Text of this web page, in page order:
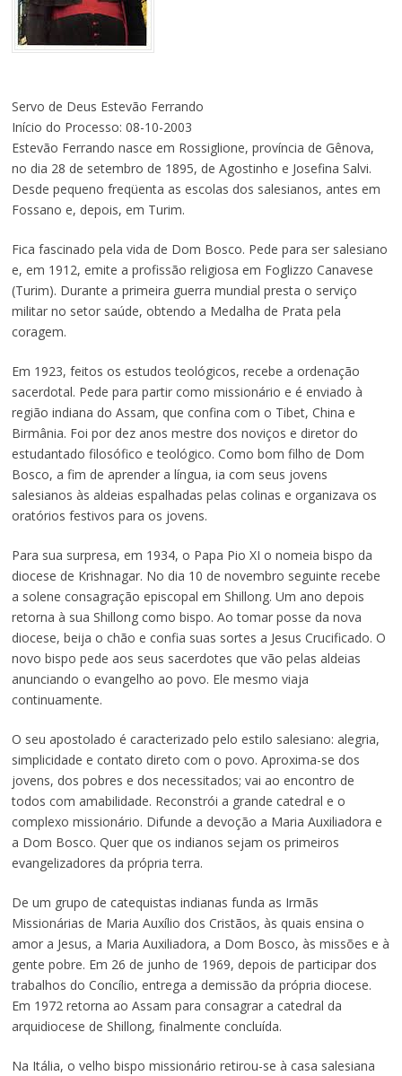
Servo de Deus Estevão Ferrando
Início do Processo: 08-10-2003
Estevão Ferrando nasce em Rossiglione, província de Gênova,
no dia 28 de setembro de 1895, de Agostinho e Josefina Salvi.
Desde pequeno freqüenta as escolas dos salesianos, antes em
Fossano e, depois, em Turim.
Fica fascinado pela vida de Dom Bosco. Pede para ser salesiano
e, em 1912, emite a profissão religiosa em Foglizzo Canavese
(Turim). Durante a primeira guerra mundial presta o serviço
militar no setor saúde, obtendo a Medalha de Prata pela
coragem.
Em 1923, feitos os estudos teológicos, recebe a ordenação
sacerdotal. Pede para partir como missionário e é enviado à
região indiana do Assam, que confina com o Tibet, China e
Birmânia. Foi por dez anos mestre dos noviços e diretor do
estudantado filosófico e teológico. Como bom filho de Dom
Bosco, a fim de aprender a língua, ia com seus jovens
salesianos às aldeias espalhadas pelas colinas e organizava os
oratórios festivos para os jovens.
Para sua surpresa, em 1934, o Papa Pio XI o nomeia bispo da
diocese de Krishnagar. No dia 10 de novembro seguinte recebe
a solene consagração episcopal em Shillong. Um ano depois
retorna à sua Shillong como bispo. Ao tomar posse da nova
diocese, beija o chão e confia suas sortes a Jesus Crucificado. O
novo bispo pede aos seus sacerdotes que vão pelas aldeias
anunciando o evangelho ao povo. Ele mesmo viaja
continuamente.
O seu apostolado é caracterizado pelo estilo salesiano: alegria,
simplicidade e contato direto com o povo. Aproxima-se dos
jovens, dos pobres e dos necessitados; vai ao encontro de
todos com amabilidade. Reconstrói a grande catedral e o
complexo missionário. Difunde a devoção a Maria Auxiliadora e
a Dom Bosco. Quer que os indianos sejam os primeiros
evangelizadores da própria terra.
De um grupo de catequistas indianas funda as Irmãs
Missionárias de Maria Auxílio dos Cristãos, às quais ensina o
amor a Jesus, a Maria Auxiliadora, a Dom Bosco, às missões e à
gente pobre. Em 26 de junho de 1969, depois de participar dos
trabalhos do Concílio, entrega a demissão da própria diocese.
Em 1972 retorna ao Assam para consagrar a catedral da
arquidiocese de Shillong, finalmente concluída.
Na Itália, o velho bispo missionário retirou-se à casa salesiana